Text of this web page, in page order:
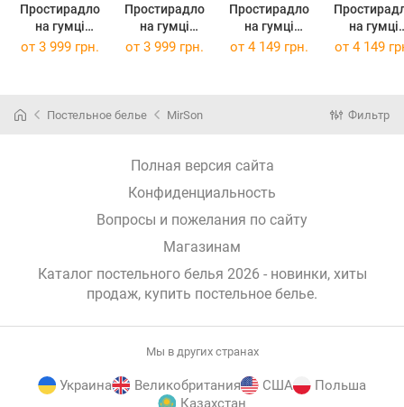
Простирадло
на гумці
Tencel №01
Простирадло
на гумці
Tencel №01
Простирадло
на гумці
Tencel №01
на гумці
Tencel
от 3 999 грн. от 3 999 грн. от 4 149 грн. от 4 149
Постельное белье MirSon Фильтр
Полная версия сайта
Конфиденциальность
Вопросы и пожелания по сайту
Магазинам
Каталог постельного белья 2026 - новинки, хиты
продаж, купить постельное белье.
Мы в других странах
Украина Великобритания США
Польша
Казахстан